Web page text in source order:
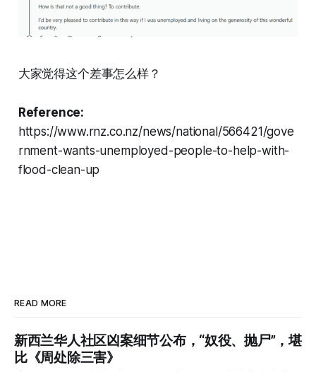
大家觉得这个差事怎么样？
Reference:
https://www.rnz.co.nz/news/national/566421/gove
rnment-wants-unemployed-people-to-help-with-
flood-clean-up
READ MORE
新西兰华人社区凶案细节公布，“奴役、抛尸”，堪
比《周处除三害》